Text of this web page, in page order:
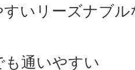
いリーズナブ
通いやすい